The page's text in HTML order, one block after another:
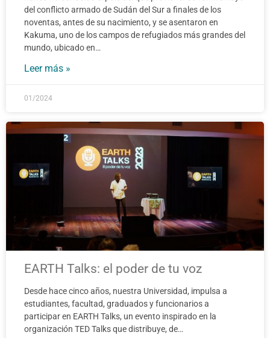
del conflicto armado de Sudán del Sur a finales de los
noventas, antes de su nacimiento, y se asentaron en
Kakuma, uno de los campos de refugiados más grandes del
mundo, ubicado en…
Leer más »
01/2024
EARTH Talks: el poder de tu voz
Desde hace cinco años, nuestra Universidad, impulsa a
estudiantes, facultad, graduados y funcionarios a
participar en EARTH Talks, un evento inspirado en la
organización TED Talks que distribuye, de…